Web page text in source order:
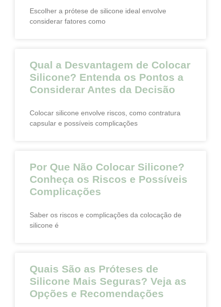
Escolher a prótese de silicone ideal envolve
considerar fatores como
Qual a Desvantagem de Colocar
Silicone? Entenda os Pontos a
Considerar Antes da Decisão
Colocar silicone envolve riscos, como contratura
capsular e possíveis complicações
Por Que Não Colocar Silicone?
Conheça os Riscos e Possíveis
Complicações
Saber os riscos e complicações da colocação de
silicone é
Quais São as Próteses de
Silicone Mais Seguras? Veja as
Opções e Recomendações